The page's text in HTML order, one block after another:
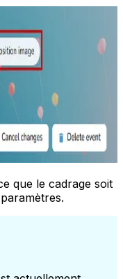
que le cadrage soit